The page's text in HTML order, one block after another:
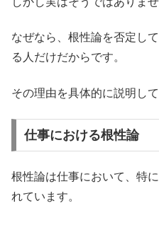
なぜなら、根性論を否定し
る人だけだからです。
その理由を具体的に説明して
仕事における根性論
根性論は仕事において、特
れています。